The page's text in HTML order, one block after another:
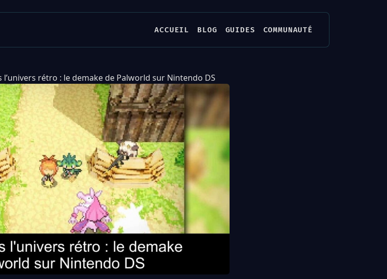
ACCUEIL BLOG GUIDES COMMUNAUTÉ
l’univers rétro : le demake de Palworld sur Nintendo DS